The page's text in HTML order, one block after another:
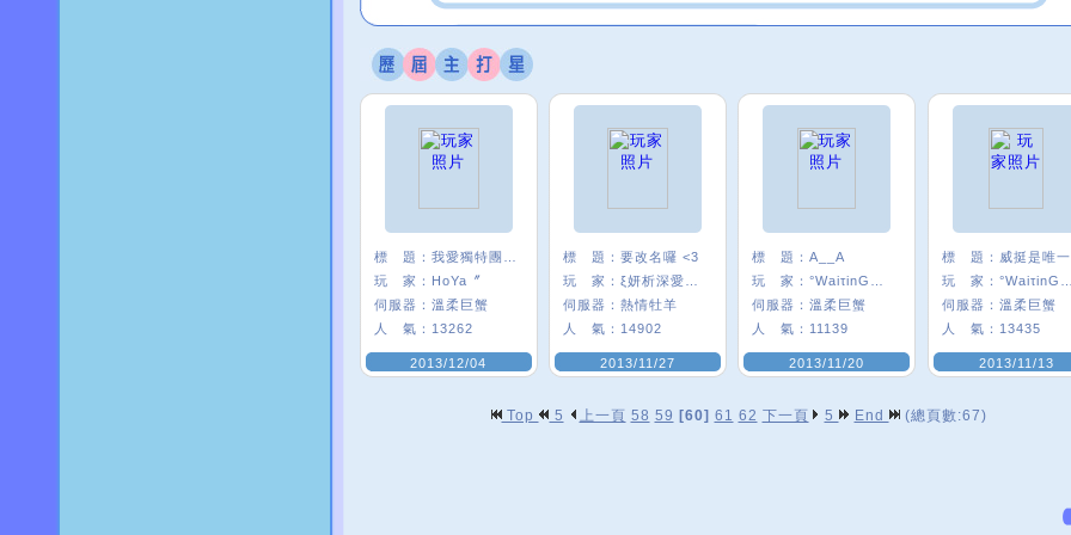
標 題：
玩 家： HoYa〞
伺服器： 溫柔巨蟹
人 氣： 13262
2013/12/04
標 題： 要改名囉 <3
玩 家：
伺服器： 熱情牡羊
人 氣： 14902
2013/11/27
標 題： A__A
玩 家：
伺服器： 溫柔巨蟹
人 氣： 11139
2013/11/20
標 題： 威挺是唯一
玩 家：
伺服器： 溫柔巨蟹
人 氣： 13435
2013/11/13
Top 5 上一頁 58 59 [60] 61 62 下一頁 5 End (總頁數:67)